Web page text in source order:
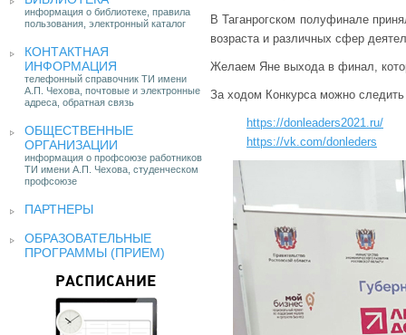
информация о библиотеке, правила
пользования, электронный каталог
КОНТАКТНАЯ
ИНФОРМАЦИЯ
телефонный справочник ТИ имени
А.П. Чехова, почтовые и электронные
адреса, обратная связь
ОБЩЕСТВЕННЫЕ
ОРГАНИЗАЦИИ
информация о профсоюзе работников
ТИ имени А.П. Чехова, студенческом
профсоюзе
ПАРТНЕРЫ
ОБРАЗОВАТЕЛЬНЫЕ
ПРОГРАММЫ (ПРИЕМ)
РАСПИСАНИЕ
В Таганрогском полуфинале
возраста и различных сфер
Желаем Яне выхода в финал,
За ходом Конкурса можно следить
https://donleaders2021.ru/
https://vk.com/donleders